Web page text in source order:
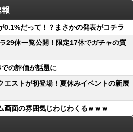
報
0.1%だって！？まさかの発表がコチラ
29体一覧公開！限定17体でガチャの質
での評価が話題に
エストが初登場！夏休みイベントの新展
画面の雰囲気じわじわくるｗｗｗ